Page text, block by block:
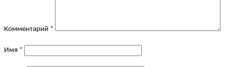
Комментарий *
Имя *